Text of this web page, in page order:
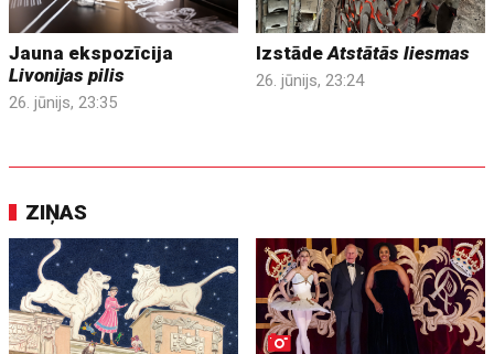
Jauna ekspozīcija
Livonijas pilis
26. jūnijs, 23:35
IzstādeAtstātās liesmas
26. jūnijs, 23:24
ZIŅAS